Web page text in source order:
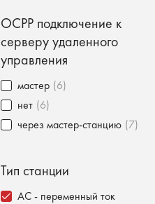
OCPP подключение к
серверу удаленного
управления
мастер (6)
нет (6)
через мастер-станцию (7)
Тип станции
AC - переменный ток